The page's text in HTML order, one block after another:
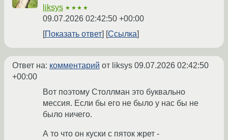
liksys ★★★★
09.07.2026 02:42:50 +00:00
Показать ответ
Ссылка
Ответ на: комментарий от liksys 09.07.2026 02:42:50
+00:00
Вот поэтому Столлман это буквально
мессия. Если бы его не было у нас бы не
было ничего.
А то что он куски с пяток жрет -